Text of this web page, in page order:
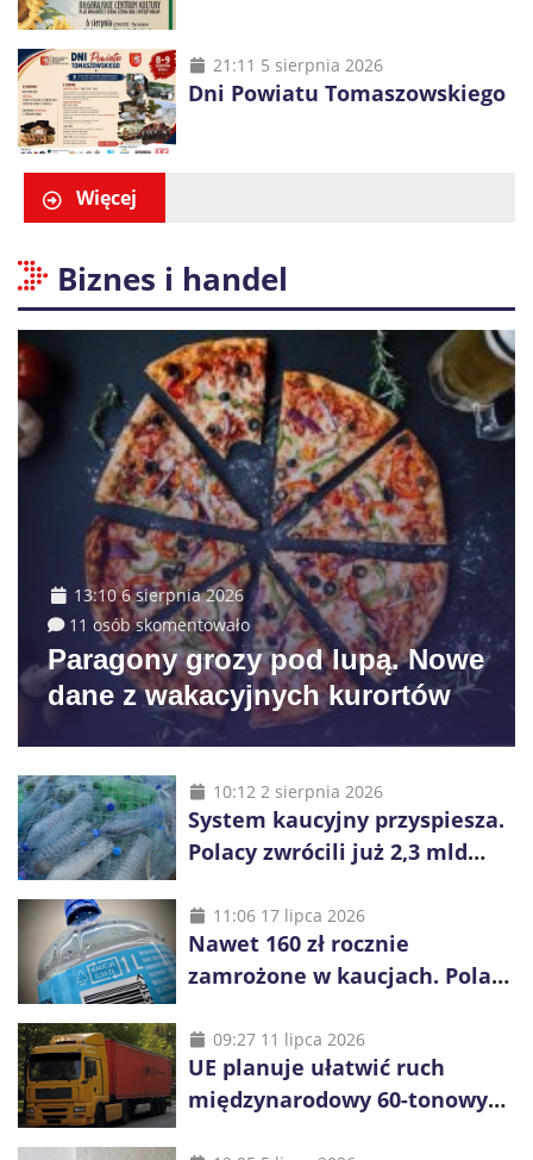
21:11 5 sierpnia 2026
Dni Powiatu Tomaszowskiego
Więcej
Biznes i handel
13:10 6 sierpnia 2026
11 osób skomentowało
Paragony grozy pod lupą. Nowe
dane z wakacyjnych kurortów
10:12 2 sierpnia 2026
System kaucyjny przyspiesza.
Polacy zwrócili już 2,3 mld
11:06 17 lipca 2026
Nawet 160 zł rocznie
zamrożone w kaucjach. Polacy
vouchery
09:27 11 lipca 2026
UE planuje ułatwić ruch
międzynarodowy 60-tonowych